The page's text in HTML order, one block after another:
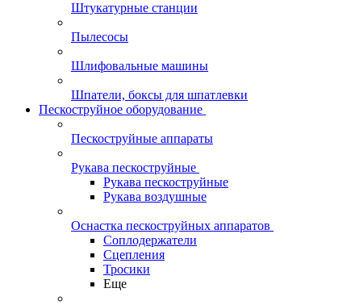
Штукатурные станции
Пылесосы
Шлифовальные машины
Шпатели, боксы для шпатлевки
Пескоструйное оборудование
Пескоструйные аппараты
Рукава пескоструйные
Рукава пескоструйные
Рукава воздушные
Оснастка пескоструйных аппаратов
Соплодержатели
Сцепления
Тросики
Еще